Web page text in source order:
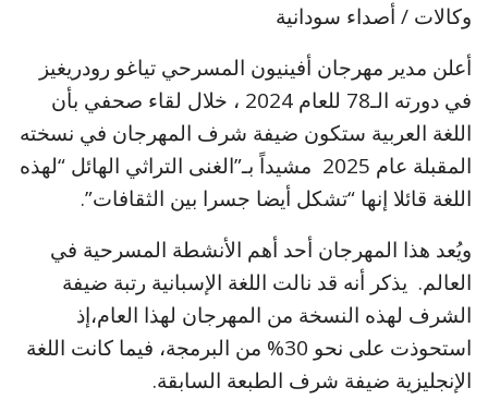
وكالات / أصداء سودانية
أعلن مدير مهرجان أفينيون المسرحي تياغو رودريغيز
في دورته الـ78 للعام 2024 ، خلال لقاء صحفي بأن
اللغة العربية ستكون ضيفة شرف المهرجان في نسخته
المقبلة عام 2025 مشيداً بـ”الغنى التراثي الهائل “لهذه
اللغة قائلا إنها “تشكل أيضا جسرا بين الثقافات”.
ويُعد هذا المهرجان أحد أهم الأنشطة المسرحية في
العالم. يذكر أنه قد نالت اللغة الإسبانية رتبة ضيفة
الشرف لهذه النسخة من المهرجان لهذا العام،إذ
استحوذت على نحو 30% من البرمجة، فيما كانت اللغة
الإنجليزية ضيفة شرف الطبعة السابقة.